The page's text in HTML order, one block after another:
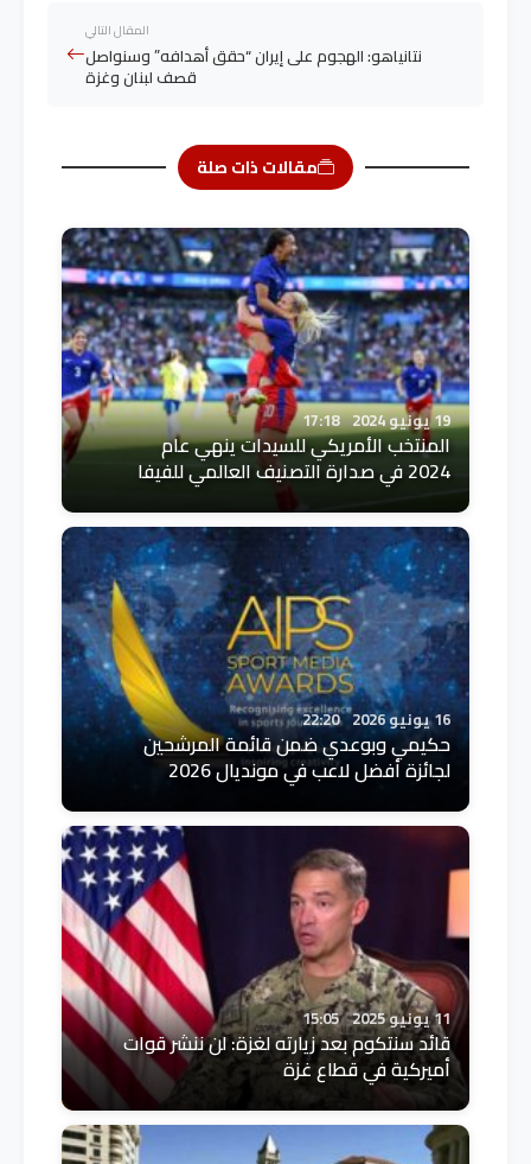
المقال التالي
نتانياهو: الهجوم على إيران “حقق أهدافه” وسنواصل
قصف لبنان وغزة
مقالات ذات صلة
19 يونيو 2024 17:18
المنتخب الأمريكي للسيدات ينهي عام
2024 في صدارة التصنيف العالمي للفيفا
16 يونيو 2026 22:20
حكيمي وبوعدي ضمن قائمة المرشحين
لجائزة أفضل لاعب في مونديال 2026
11 يونيو 2025 15:05
قائد سنتكوم بعد زيارته لغزة: لن ننشر قوات
أميركية في قطاع غزة